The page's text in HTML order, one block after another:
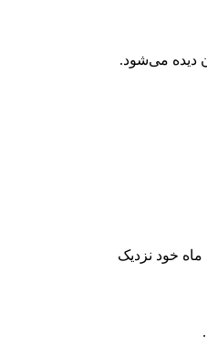
دیده می‌شود.
ماه خود نزدیک